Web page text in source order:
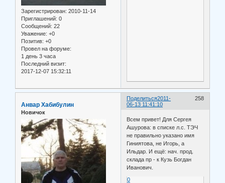
Зарегистрирован: 2010-11-14
Приглашений: 0
Сообщений: 22
Уважение: +0
Позитив: +0
Провел на форуме:
1 день 3 часа
Последний визит:
2017-12-07 15:32:11
Поделиться 258
2011-
06-13 11:41:10
Анвар Хабибулин
Новичок
Всем привет! Для Сергея
Ашурова: в списке л.с. ТЭЧ
не правильно указано имя
Гиниятова, не Игорь, а
Ильдар. И ещё: нач. прод.
склада пр - к Кузь Богдан
Иванович.
0